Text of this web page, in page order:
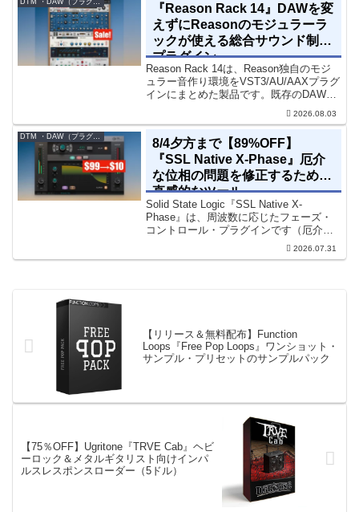
『Reason Rack 14』DAWを変
えずにReasonのモジュラーラ
ックが使える総合サウンド制作
プラグイン
Reason Rack 14は、Reason独自のモジ
ュラー音作り環境をVST3/AU/AAXプラグ
インにまとめた製品です。既存のDAWを
乗り換えることなく、68種類のシンセや
エフェクト、CV配線をそのままトラック
に追加できます。通常199...
2026.08.03
DTM ・DAW（プラグイン、シンセなど）のセール情報
8/4夕方まで【89%OFF】
『SSL Native X-Phase』厄介
な位相の問題を修正するための
直感的なツール
Solid State Logic『SSL Native X-
Phase』は、周波数に応じたフェーズ・
コントロール・プラグインです（厄介な
位相の問題を修正するための直感的なツ
ールです）。特定の周波数で位相をシフ
2026.07.31
【リリース＆無料配布】Function
Loops『Free Pop Loops』ワンショット・
サンプル・プリセットのサンプルパック
【75％OFF】Ugritone『TRVE Cab』ヘビ
ーロック＆メタルギタリスト向けインパ
ルスレスポンスローダー（5ドル）